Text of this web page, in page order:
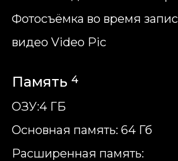
Фотосъёмка во время
видео Video Pic
Память 4
ОЗУ:4 ГБ
Основная память: 64 Гб
Расширенная память: